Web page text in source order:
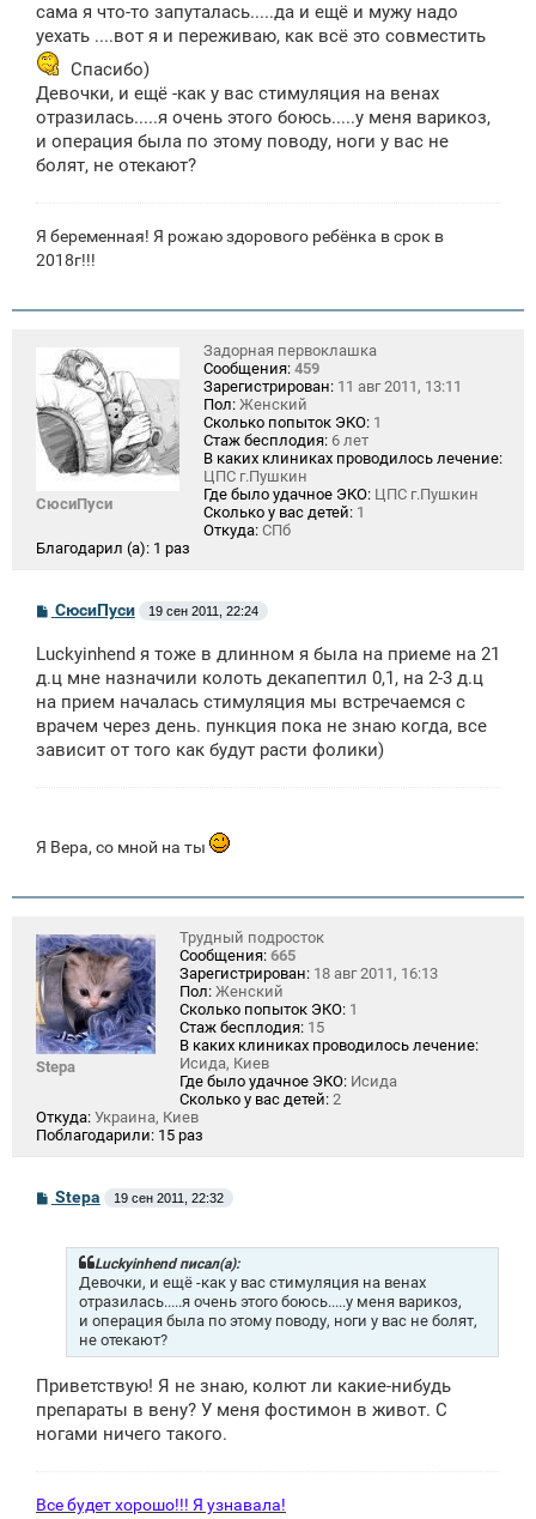
сама я что-то запуталась.....да и ещё и мужу надо
уехать ....вот я и переживаю, как всё это совместить
Спасибо)
Девочки, и ещё -как у вас стимуляция на венах
отразилась.....я очень этого боюсь.....у меня варикоз,
и операция была по этому поводу, ноги у вас не
болят, не отекают?
Я беременная! Я рожаю здорового ребёнка в срок в
2018г!!!
СюсиПуси
Задорная первоклашка
Сообщения: 459
Зарегистрирован: 11 авг 2011, 13:11
Пол: Женский
Сколько попыток ЭКО: 1
Стаж бесплодия: 6 лет
В каких клиниках проводилось лечение:
ЦПС г.Пушкин
Где было удачное ЭКО: ЦПС г.Пушкин
Сколько у вас детей: 1
Откуда: СПб
Благодарил (а): 1 раз
С
б
щ
н
и
СюсиПуси 19 сен 2011, 22:24
Luckyinhend я тоже в длинном я была на приеме на 21
д.ц мне назначили колоть декапептил 0,1, на 2-3 д.ц
на прием началась стимуляция мы встречаемся с
врачем через день. пункция пока не знаю когда, все
зависит от того как будут расти фолики)
Я Вера, со мной на ты
Stepa
Трудный подросток
Сообщения: 665
Зарегистрирован: 18 авг 2011, 16:13
Пол: Женский
Сколько попыток ЭКО: 1
Стаж бесплодия: 15
В каких клиниках проводилось лечение:
Исида, Киев
Где было удачное ЭКО: Исида
Сколько у вас детей: 2
Откуда: Украина, Киев
Поблагодарили: 15 раз
СStepa 19 сен 2011, 22:32
Luckyinhend писал(а):
Девочки, и ещё -как у вас стимуляция на венах
отразилась.....я очень этого боюсь.....у меня варикоз,
и операция была по этому поводу, ноги у вас не болят,
не отекают?
Приветствую! Я не знаю, колют ли какие-нибудь
препараты в вену? У меня фостимон в живот. С
ногами ничего такого.
Все будет хорошо!!! Я узнавала!